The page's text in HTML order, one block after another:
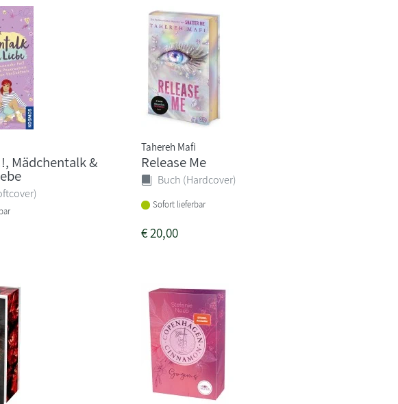
Mädchentalk &
Tahereh Mafi
Release Me
Buch (Hardcover)
Sofort lieferbar
€20,00